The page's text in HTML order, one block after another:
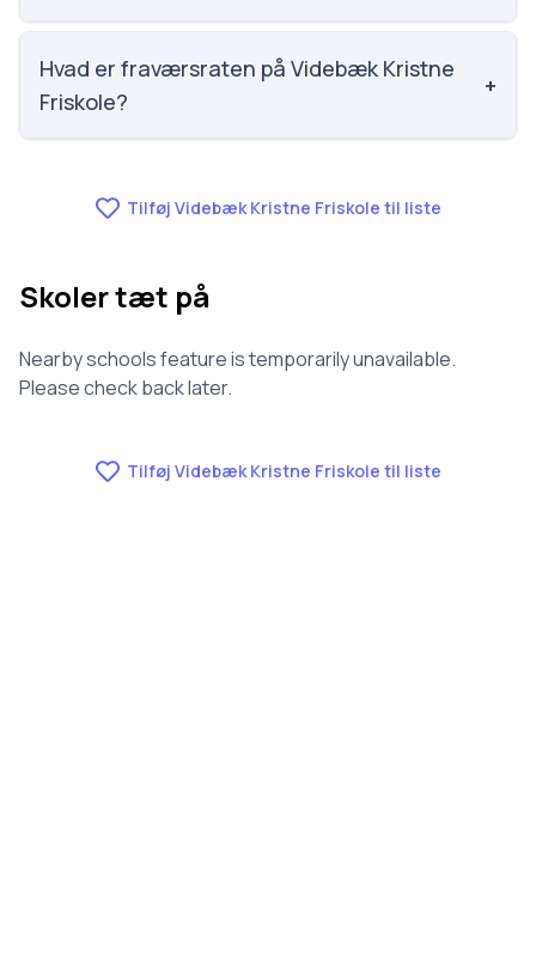
Vi har ikke data om faglig trivsel for Videbæk Kristne
Friskole.
Hvad er fraværsraten på Videbæk Kristne
Friskole?
+
Tilføj Videbæk Kristne Friskole til liste
Skoler tæt på
Nearby schools feature is temporarily unavailable.
Please check back later.
Tilføj Videbæk Kristne Friskole til liste